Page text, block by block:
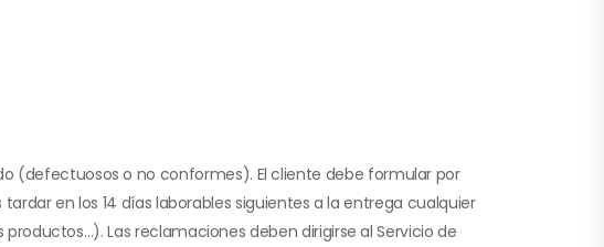
(defectuosos o no conformes). El cliente debe formular por
en los 14 días laborables siguientes a la entrega cualquier
Las reclamaciones deben dirigirse al Servicio de